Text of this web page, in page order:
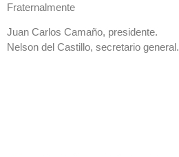
Fraternalmente
Juan Carlos Camaño, presidente.
Nelson del Castillo, secretario general.